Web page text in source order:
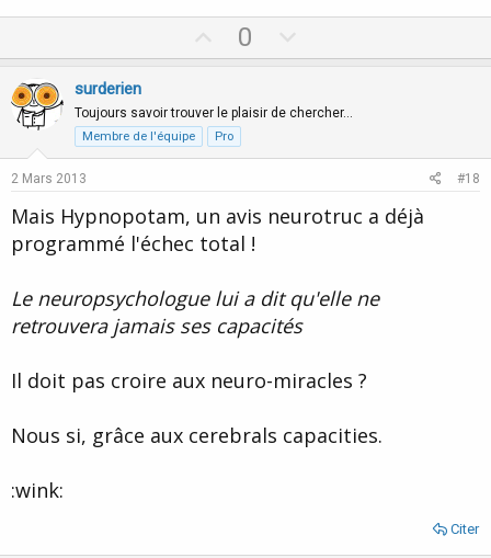
p
o
t
e
0
o
n
o
e
surderien
Toujours savoir trouver le plaisir de chercher…
Membre de l'équipe Pro
2 Mars 2013 #18
Mais Hypnopotam, un avis neurotruc a déjà
programmé l'échec total !
Le neuropsychologue lui a dit qu'elle ne
retrouvera jamais ses capacités
Il doit pas croire aux neuro-miracles ?
Nous si, grâce aux cerebrals capacities.
:wink:
Citer